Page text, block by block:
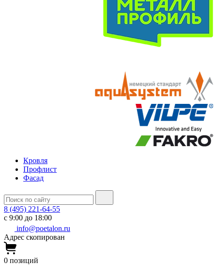
Кровля
Профлист
Фасад
8 (495) 221-64-55
с 9:00 до 18:00
info@poetalon.ru
Адрес скопирован
0 позиций